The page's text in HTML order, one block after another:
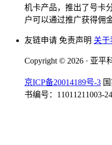
机卡产品，推出了号卡
户可以通过推广获得佣
友链申请 免责声明 关于
Copyright © 2026 · 亚平
京ICP备20014189号-3
书编号：11011211003-